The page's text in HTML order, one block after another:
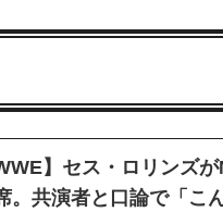
】セス・ロリンズ
。共演者と口論で「こ